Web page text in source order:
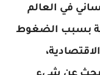
في العالم
بسبب الضغوط